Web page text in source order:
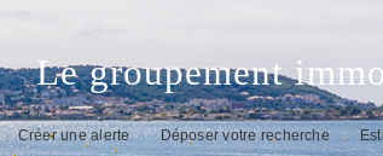
Le groupement
Créer une alerte Déposer votre recherche